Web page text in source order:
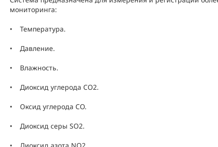
мониторинга:
• Температура.
• Давление.
• Влажность.
• Диоксид углерода CO2.
• Оксид углерода CO.
• Диоксид серы SO2.